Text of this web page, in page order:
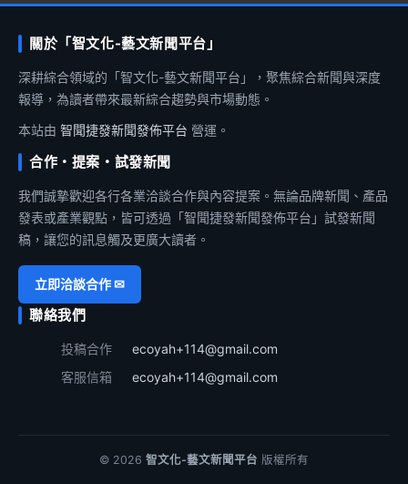
關於「智文化-藝文新聞平台」
深耕綜合領域的「智文化-藝文新聞平台」，聚焦綜合新聞與深度
報導，為讀者帶來最新綜合趨勢與市場動態。
本站由 智聞捷發新聞發佈平台 營運。
合作・提案・試發新聞
我們誠摯歡迎各行各業洽談合作與內容提案。無論品牌新聞、產品
發表或產業觀點，皆可透過「智聞捷發新聞發佈平台」試發新聞
稿，讓您的訊息觸及更廣大讀者。
立即洽談合作 ✉
聯絡我們
投稿合作
ecoyah+114@gmail.com
客服信箱
ecoyah+114@gmail.com
© 2026 智文化-藝文新聞平台 版權所有